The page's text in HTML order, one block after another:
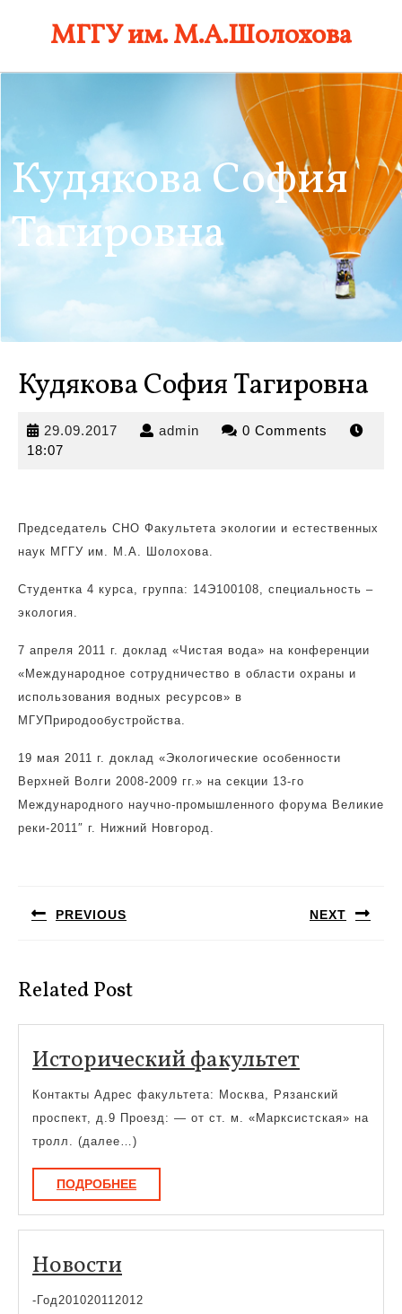
МГГУ им. М.А.Шолохова
Кудякова София
Тагировна
Кудякова София Тагировна
29.09.2017 29.09.2017
admin admin 0 Comments
18:07
Председатель СНО Факультета экологии и естественных
наук МГГУ им. М.А. Шолохова.
Студентка 4 курса, группа: 14Э100108, специальность –
экология.
7 апреля 2011 г. доклад «Чистая вода» на конференции
«Международное сотрудничество в области охраны и
использования водных ресурсов» в
МГУПриродообустройства.
19 мая 2011 г. доклад «Экологические особенности
Верхней Волги 2008-2009 гг.» на секции 13-го
Международного научно-промышленного форума Великие
реки-2011″ г. Нижний Новгород.
записям
PREVIOUS NEXT
Related Post
Исторический факультет
Контакты Адрес факультета: Москва, Рязанский
проспект, д.9 Проезд: — от ст. м. «Марксистская» на
тролл. (далее…)
ПОДРОБНЕЕПОДРОБНЕЕ
НовостиНовости
-Год201020112012